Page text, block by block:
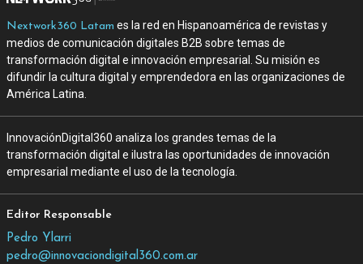
Nextwork360 Latam es la red en Hispanoamérica de revistas y
medios de comunicación digitales B2B sobre temas de
transformación digital e innovación empresarial. Su misión es
difundir la cultura digital y emprendedora en las organizaciones de
América Latina.
InnovaciónDigital360 analiza los grandes temas de la
transformación digital e ilustra las oportunidades de innovación
empresarial mediante el uso de la tecnología.
Editor Responsable
Pedro Ylarri
pedro@innovaciondigital360.com.ar